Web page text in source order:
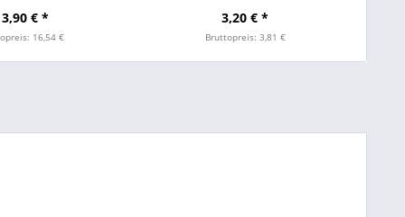
€ *
16,54 €
3,20 € *
Bruttopreis: 3,81 €